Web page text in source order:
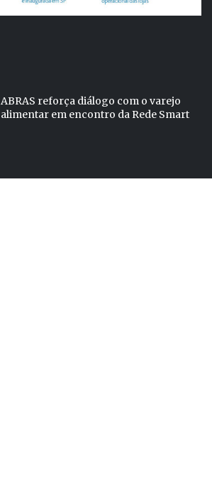
ABRAS reforça diálogo com o varejo
alimentar em encontro da Rede Smart